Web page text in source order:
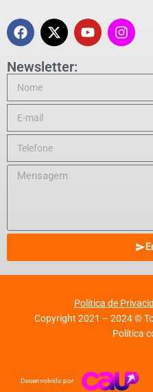
Newsletter:
Política de
Copyright 2021 – 2024 ©
Política
Desenvolvido por